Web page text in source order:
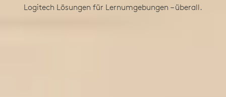
Logitech Lösungen für Lernumgebungen – überall.